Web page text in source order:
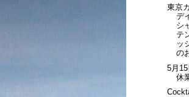
東京
デ
シ
テ
ッ
の
5月
休